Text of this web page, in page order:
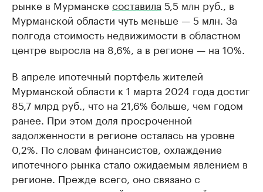
рынке в Мурманске составила 5,5 млн руб., в
Мурманской области чуть меньше — 5 млн. За
полгода стоимость недвижимости в областном
центре выросла на 8,6%, а в регионе — на 10%.
В апреле ипотечный портфель жителей
Мурманской области к 1 марта 2024 года достиг
85,7 млрд руб., что на 21,6% больше, чем годом
ранее. При этом доля просроченной
задолженности в регионе осталась на уровне
0,2%. По словам финансистов, охлаждение
ипотечного рынка стало ожидаемым явлением в
регионе. Прежде всего, оно связано с